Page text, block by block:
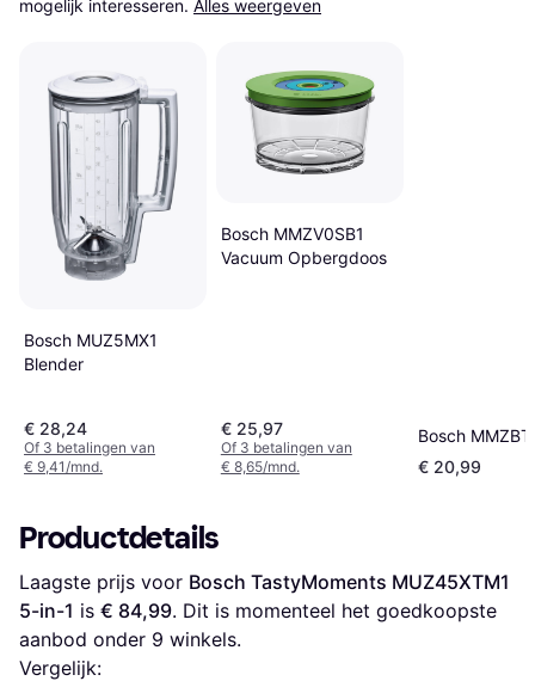
mogelijk interesseren. Alles weergeven
Bosch MUZ5MX1
Blender
€ 28,24
Of 3 betalingen van
€ 9,41/mnd.
Bosch MMZV0SB1
Vacuum Opbergdoos
€ 25,97
Of 3 betalingen van
€ 8,65/mnd.
Bosch
€ 20,99
Productdetails
Laagste prijs voor Bosch TastyMoments MUZ45XTM1
5-in-1 is € 84,99. Dit is momenteel het goedkoopste
aanbod onder 9 winkels.
Vergelijk: